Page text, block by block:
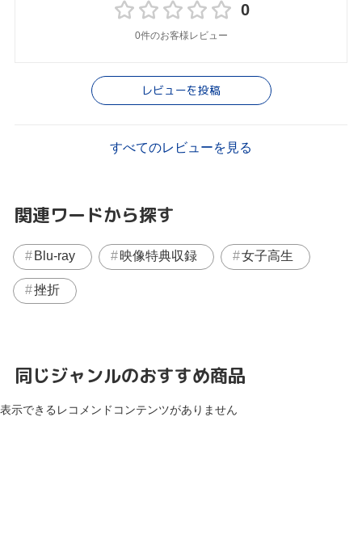
0
0件のお客様レビュー
レビューを投稿
すべてのレビューを見る
関連ワードから探す
Blu-ray 映像特典収録 女子高生
挫折
同じジャンルのおすすめ商品
表示できるレコメンドコンテンツがありません